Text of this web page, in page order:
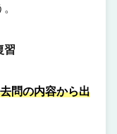
習
問の内容から出